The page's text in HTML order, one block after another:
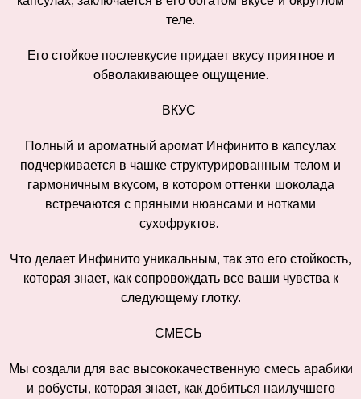
теле.
Его стойкое послевкусие придает вкусу приятное и
обволакивающее ощущение.
ВКУС
Полный и ароматный аромат Инфинито в капсулах
подчеркивается в чашке структурированным телом и
гармоничным вкусом, в котором оттенки шоколада
встречаются с пряными нюансами и нотками
сухофруктов.
Что делает Инфинито уникальным, так это его стойкость,
которая знает, как сопровождать все ваши чувства к
следующему глотку.
СМЕСЬ
Мы создали для вас высококачественную смесь арабики
и робусты, которая знает, как добиться наилучшего